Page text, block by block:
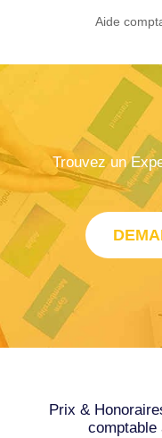
Aide
Trouvez un
Prix &
comptable